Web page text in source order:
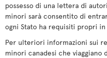
possesso di una lettera di
minori sarà consentito di
ogni Stato ha requisiti propri
Per ulteriori informazioni sui
minori canadesi che viaggiano